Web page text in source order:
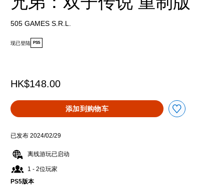
505 GAMES S.R.L.
现已登陆 PS5
HK$148.00
添加到购物车
已发布 2024/02/29
离线游玩已启动
1 - 2位玩家
PS5版本